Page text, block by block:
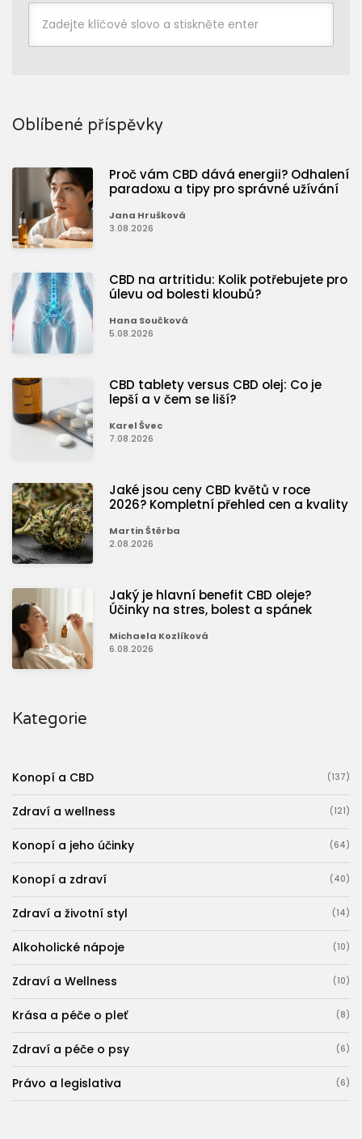
Oblíbené příspěvky
Proč vám CBD dává energii? Odhalení
paradoxu a tipy pro správné užívání
Jana Hrušková
3.08.2026
CBD na artritidu: Kolik potřebujete pro
úlevu od bolesti kloubů?
Hana Součková
5.08.2026
CBD tablety versus CBD olej: Co je
lepší a v čem se liší?
Karel Švec
7.08.2026
Jaké jsou ceny CBD květů v roce
2026? Kompletní přehled cen a kvality
Martin Štěrba
2.08.2026
Jaký je hlavní benefit CBD oleje?
Účinky na stres, bolest a spánek
Michaela Kozlíková
6.08.2026
Kategorie
Konopí a CBD (137)
Zdraví a wellness (121)
Konopí a jeho účinky (64)
Konopí a zdraví (40)
Zdraví a životní styl (14)
Alkoholické nápoje (10)
Zdraví a Wellness (10)
Krása a péče o pleť (8)
Zdraví a péče o psy (6)
Právo a legislativa (6)